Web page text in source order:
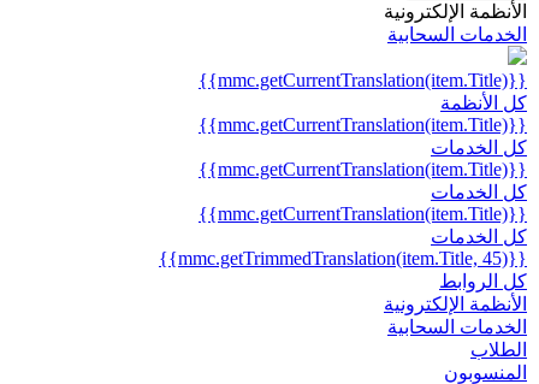
الأنظمة الإلكترونية
الخدمات السحابية
{{mmc.getCurrentTranslation(item.Title)}}
كل الأنظمة
{{mmc.getCurrentTranslation(item.Title)}}
كل الخدمات
{{mmc.getCurrentTranslation(item.Title)}}
كل الخدمات
{{mmc.getCurrentTranslation(item.Title)}}
كل الخدمات
{{mmc.getTrimmedTranslation(item.Title, 45)}}
كل الروابط
الأنظمة الإلكترونية
الخدمات السحابية
الطلاب
المنسوبون